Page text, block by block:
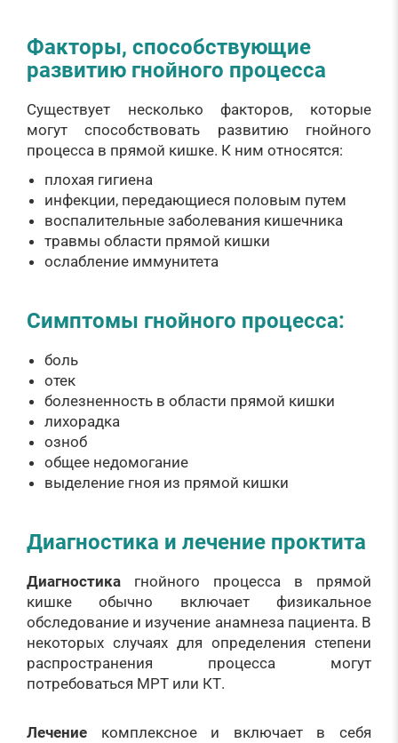
Факторы, способствующие
развитию гнойного процесса
Существует несколько факторов, которые
могут способствовать развитию гнойного
процесса в прямой кишке. К ним относятся:
плохая гигиена
инфекции, передающиеся половым путем
воспалительные заболевания кишечника
травмы области прямой кишки
ослабление иммунитета
Симптомы гнойного процесса:
боль
отек
болезненность в области прямой кишки
лихорадка
озноб
общее недомогание
выделение гноя из прямой кишки
Диагностика и лечение проктита
Диагностика гнойного процесса в прямой
кишке обычно включает физикальное
обследование и изучение анамнеза пациента. В
некоторых случаях для определения степени
распространения процесса могут
потребоваться МРТ или КТ.
Лечение комплексное и включает в себя